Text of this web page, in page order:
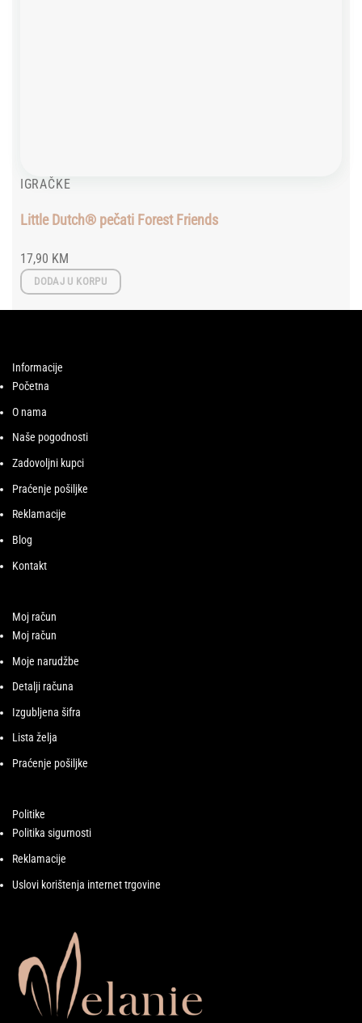
IGRAČKE
Little Dutch® pečati Forest Friends
17,90 KM
DODAJ U KORPU
Informacije
Početna
O nama
Naše pogodnosti
Zadovoljni kupci
Praćenje pošiljke
Reklamacije
Blog
Kontakt
Moj račun
Moj račun
Moje narudžbe
Detalji računa
Izgubljena šifra
Lista želja
Praćenje pošiljke
Politike
Politika sigurnosti
Reklamacije
Uslovi korištenja internet trgovine